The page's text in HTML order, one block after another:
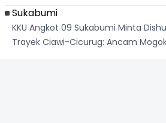
Sukabumi
KKU Angkot 09 Sukabumi Minta
Trayek Ciawi-Cicurug: Ancam